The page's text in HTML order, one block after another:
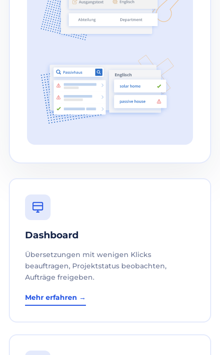
Dashboard
Übersetzungen mit wenigen Klicks
beauftragen, Projektstatus beobachten,
Aufträge freigeben.
Mehr erfahren →